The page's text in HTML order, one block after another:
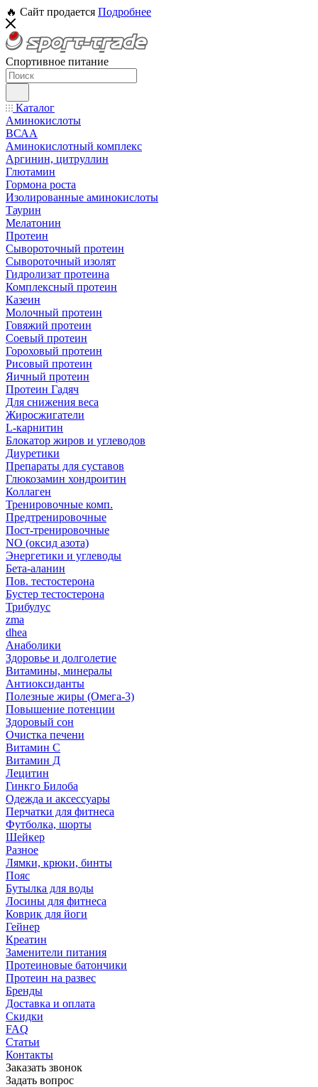
🔥 Сайт продается Подробнее
Спортивное питание
Каталог
Аминокислоты
ВСАА
Аминокислотный комплекс
Аргинин, цитруллин
Глютамин
Гормона роста
Изолированные аминокислоты
Таурин
Мелатонин
Протеин
Сывороточный протеин
Сывороточный изолят
Гидролизат протеина
Комплексный протеин
Казеин
Молочный протеин
Говяжий протеин
Соевый протеин
Гороховый протеин
Рисовый протеин
Яичный протеин
Протеин Гадяч
Для снижения веса
Жиросжигатели
L-карнитин
Блокатор жиров и углеводов
Диуретики
Препараты для суставов
Глюкозамин хондроитин
Коллаген
Тренировочные комп.
Предтренировочные
Пост-тренировочные
NO (оксид азота)
Энергетики и углеводы
Бета-аланин
Пов. тестостерона
Бустер тестостерона
Трибулус
zma
dhea
Анаболики
Здоровье и долголетие
Витамины, минералы
Антиоксиданты
Полезные жиры (Омега-3)
Повышение потенции
Здоровый сон
Очистка печени
Витамин С
Витамин Д
Лецитин
Гинкго Билоба
Одежда и аксессуары
Перчатки для фитнеса
Футболка, шорты
Шейкер
Разное
Лямки, крюки, бинты
Пояс
Бутылка для воды
Лосины для фитнеса
Коврик для йоги
Гейнер
Креатин
Заменители питания
Протеиновые батончики
Протеин на развес
Бренды
Доставка и оплата
Скидки
FAQ
Статьи
Контакты
Заказать звонок
Задать вопрос